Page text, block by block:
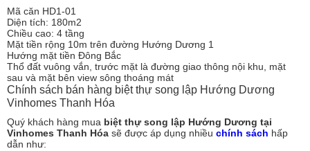
Mã căn HD1-01
Diện tích: 180m2
Chiều cao: 4 tầng
Mặt tiền rộng 10m trên đường Hướng Dương 1
Hướng mặt tiền Đông Bắc
Thổ đất vuông vắn, trước mặt là đường giao thông nội khu, mặt
sau và mặt bên view sông thoáng mát
Chính sách bán hàng biệt thự song lập Hướng Dương
Vinhomes Thanh Hóa
Quý khách hàng mua biệt thự song lập Hướng Dương tại
Vinhomes Thanh Hóa sẽ được áp dụng nhiều chính sách hấp
dẫn như: